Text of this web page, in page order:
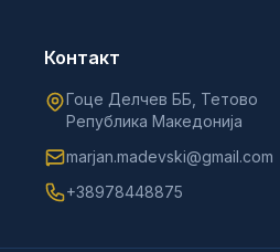
Контакт
Гоце Делчев ББ, Тетово
Република Македонија
marjan.madevski@gmail.com
+38978448875